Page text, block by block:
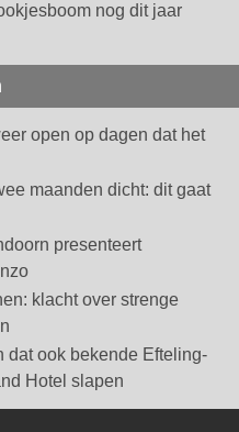
nog dit jaar
open op dagen dat het
maanden dicht: dit gaat
presenteert
klacht over strenge
dat ook bekende Efteling-
Hotel slapen